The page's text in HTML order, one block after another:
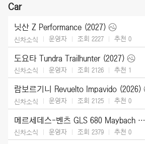
Car
닛산 Z Performance (2027)
신차소식 운영자 조회 2227 추천 0
도요타 Tundra Trailhunter (2027)
신차소식 운영자 조회 2126 추천 1
람보르기니 Revuelto Impavido (2026)
신차소식 운영자 조회 2125 추천 0
메르세데스-벤츠 GLS 680 Maybach (2027)
신차소식 운영자 조회 2379 추천 0